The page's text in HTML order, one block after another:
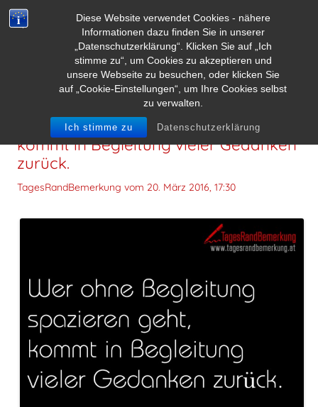
Diese Website verwendet Cookies - nähere
Informationen dazu finden Sie in unserer
„Datenschutzerklärung“. Klicken Sie auf „Ich
stimme zu“, um Cookies zu akzeptieren und
unsere Webseite zu besuchen, oder klicken Sie
auf „Cookie-Einstellungen“, um Ihre Cookies selbst
zu verwalten.
Ich stimme zu Datenschutzerklärung
Wer ohne Begleitung spazieren geht,
kommt in Begleitung vieler Gedanken
zurück.
TagesRandBemerkung vom 20. März 2016, 17:30